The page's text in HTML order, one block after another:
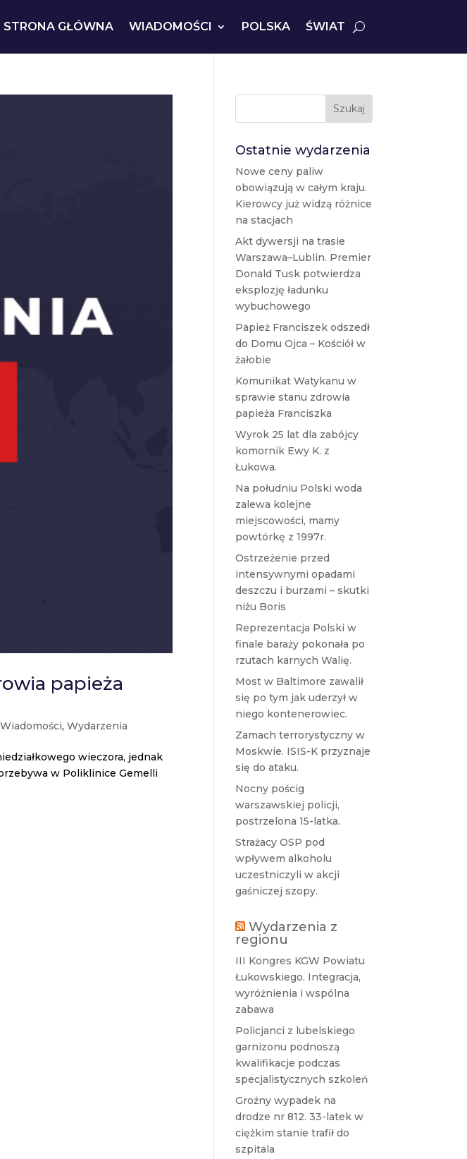
STRONA GŁÓWNA WIADOMOŚCI POLSKA ŚWIAT
papieża
Wiadomości,Wydarzenia
wieczora, jednak
w Poliklinice Gemelli
Szukaj
Ostatnie wydarzenia
Nowe ceny paliw
obowiązują w całym kraju.
Kierowcy już widzą różnice
na stacjach
Akt dywersji na trasie
Warszawa–Lublin. Premier
Donald Tusk potwierdza
eksplozję ładunku
wybuchowego
Papież Franciszek odszedł
do Domu Ojca – Kościół w
żałobie
Komunikat Watykanu w
sprawie stanu zdrowia
papieża Franciszka
Wyrok 25 lat dla zabójcy
komornik Ewy K. z
Łukowa.
Na południu Polski woda
zalewa kolejne
miejscowości, mamy
powtórkę z 1997r.
Ostrzeżenie przed
intensywnymi opadami
deszczu i burzami – skutki
niżu Boris
Reprezentacja Polski w
finale baraży pokonała po
rzutach karnych Walię.
Most w Baltimore zawalił
się po tym jak uderzył w
niego kontenerowiec.
Zamach terrorystyczny w
Moskwie. ISIS-K przyznaje
się do ataku.
Nocny pościg
warszawskiej policji,
postrzelona 15-latka.
Strażacy OSP pod
wpływem alkoholu
uczestniczyli w akcji
gaśniczej szopy.
Wydarzenia z
regionu
III Kongres KGW Powiatu
Łukowskiego. Integracja,
wyróżnienia i wspólna
zabawa
Policjanci z lubelskiego
garnizonu podnoszą
kwalifikacje podczas
specjalistycznych szkoleń
Groźny wypadek na
drodze nr 812. 33-latek w
ciężkim stanie trafił do
szpitala